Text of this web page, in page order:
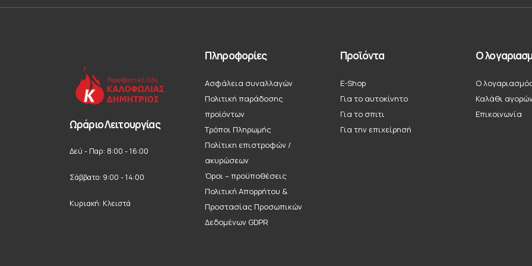
Ωράριο Λειτουργίας
Δεύ - Παρ: 8:00 - 16:00
Σάββατο: 9:00 - 14:00
Κυριακή: Κλειστά
Πληροφορίες
Ασφάλεια συναλλαγών
Πολιτική παράδοσης
προϊόντων
Τρόποι Πληρωμής
Πολίτικη επιστροφών /
ακυρώσεων
Όροι – προϋποθέσεις
Πολιτική Απορρήτου &
Προστασίας Προσωπικών
Δεδομένων GDPR
Προϊόντα
E-Shop
Για το αυτοκίνητο
Για το σπιτι
Για την επιχείρησή
Ο
Ο
Καλάθι
Επικοινωνία